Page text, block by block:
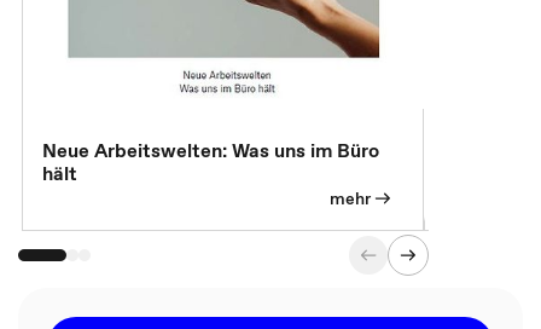
Neue Arbeitswelten: Was uns im Büro
hält
mehr